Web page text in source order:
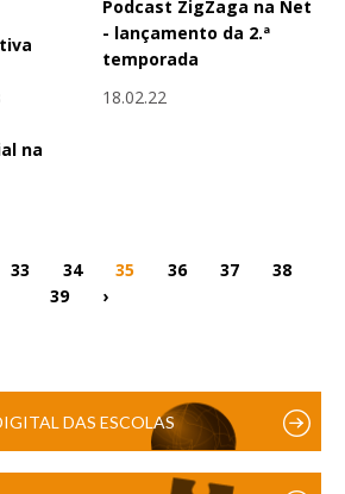
na
Podcast ZigZaga na Net
- lançamento da 2.ª
temporada
18.02.22
33 34 35 36 37
38
39
›
DAS ESCOLAS